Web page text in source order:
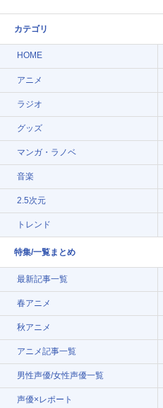
カテゴリ
HOME
アニメ
ラジオ
グッズ
マンガ・ラノベ
音楽
2.5次元
トレンド
特集/一覧まとめ
最新記事一覧
春アニメ
秋アニメ
アニメ記事一覧
男性声優/女性声優一覧
声優×レポート